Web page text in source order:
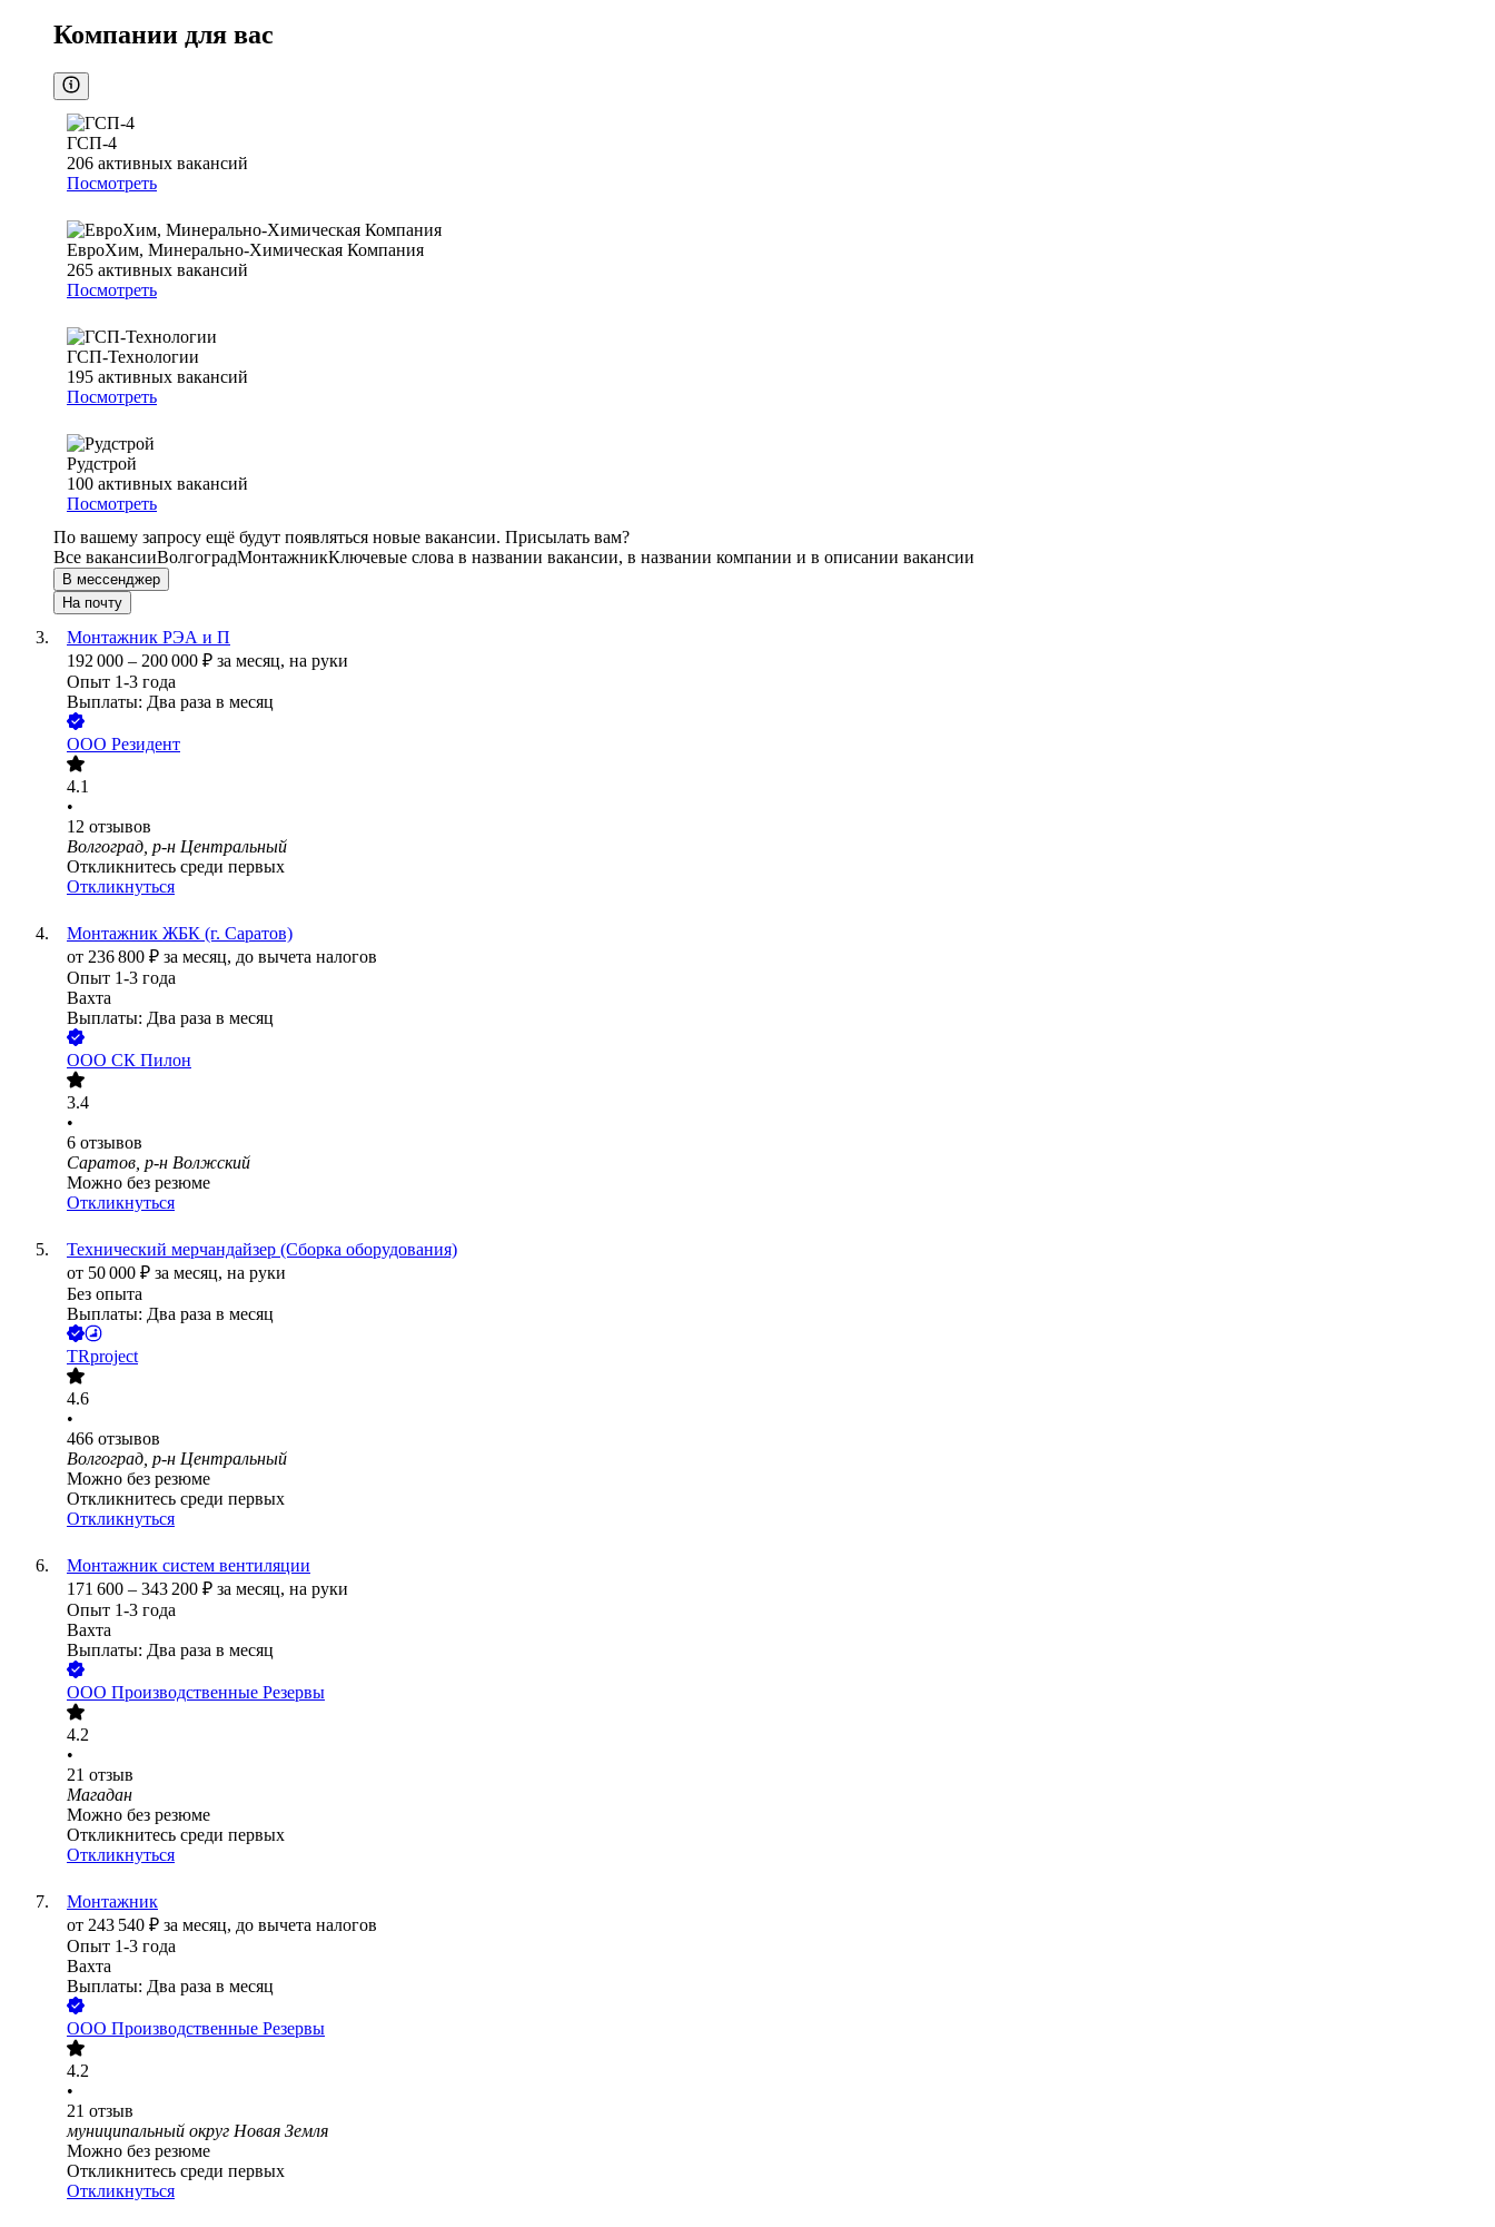
Компании для вас
ГСП-4
206 активных вакансий
Посмотреть
ЕвроХим, Минерально-Химическая Компания
265 активных вакансий
Посмотреть
ГСП-Технологии
195 активных вакансий
Посмотреть
Рудстрой
100 активных вакансий
Посмотреть
По вашему запросу ещё будут появляться новые вакансии. Присылать вам?
Все вакансииВолгоградМонтажникКлючевые слова в названии вакансии, в названии компании и в описании вакансии
В мессенджер
На почту
Монтажник РЭА и П
192 000 – 200 000 ₽ за месяц, на руки
Опыт 1-3 года
Выплаты: Два раза в месяц
ООО Резидент
4.1
•
12 отзывов
Волгоград, р-н Центральный
Откликнитесь среди первых
Откликнуться
Монтажник ЖБК (г. Саратов)
от 236 800 ₽ за месяц, до вычета налогов
Опыт 1-3 года
Вахта
Выплаты: Два раза в месяц
ООО СК Пилон
3.4
•
6 отзывов
Саратов, р-н Волжский
Можно без резюме
Откликнуться
Технический мерчандайзер (Сборка оборудования)
от 50 000 ₽ за месяц, на руки
Без опыта
Выплаты: Два раза в месяц
TRproject
4.6
•
466 отзывов
Волгоград, р-н Центральный
Можно без резюме
Откликнитесь среди первых
Откликнуться
Монтажник систем вентиляции
171 600 – 343 200 ₽ за месяц, на руки
Опыт 1-3 года
Вахта
Выплаты: Два раза в месяц
ООО Производственные Резервы
4.2
•
21 отзыв
Магадан
Можно без резюме
Откликнитесь среди первых
Откликнуться
Монтажник
от 243 540 ₽ за месяц, до вычета налогов
Опыт 1-3 года
Вахта
Выплаты: Два раза в месяц
ООО Производственные Резервы
4.2
•
21 отзыв
муниципальный округ Новая Земля
Можно без резюме
Откликнитесь среди первых
Откликнуться